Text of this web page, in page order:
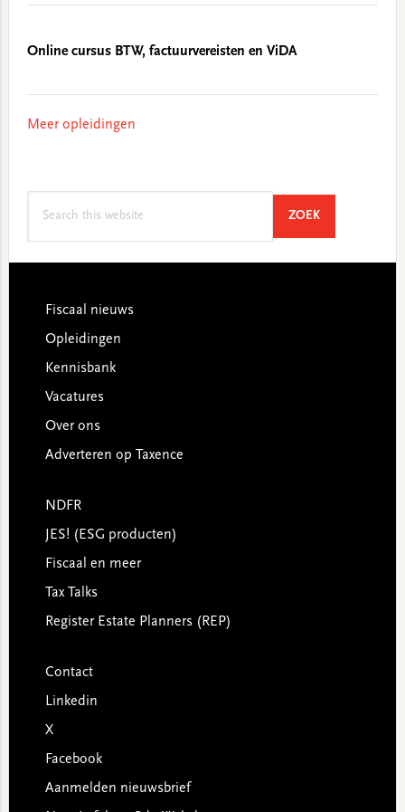
Online cursus BTW, factuurvereisten en ViDA
Meer opleidingen
ZOEKSEARCH
Footer
Fiscaal nieuws
Opleidingen
Kennisbank
Vacatures
Over ons
Adverteren op Taxence
NDFR
JES! (ESG producten)
Fiscaal en meer
Tax Talks
Register Estate Planners (REP)
Contact
Linkedin
X
Facebook
Aanmelden nieuwsbrief